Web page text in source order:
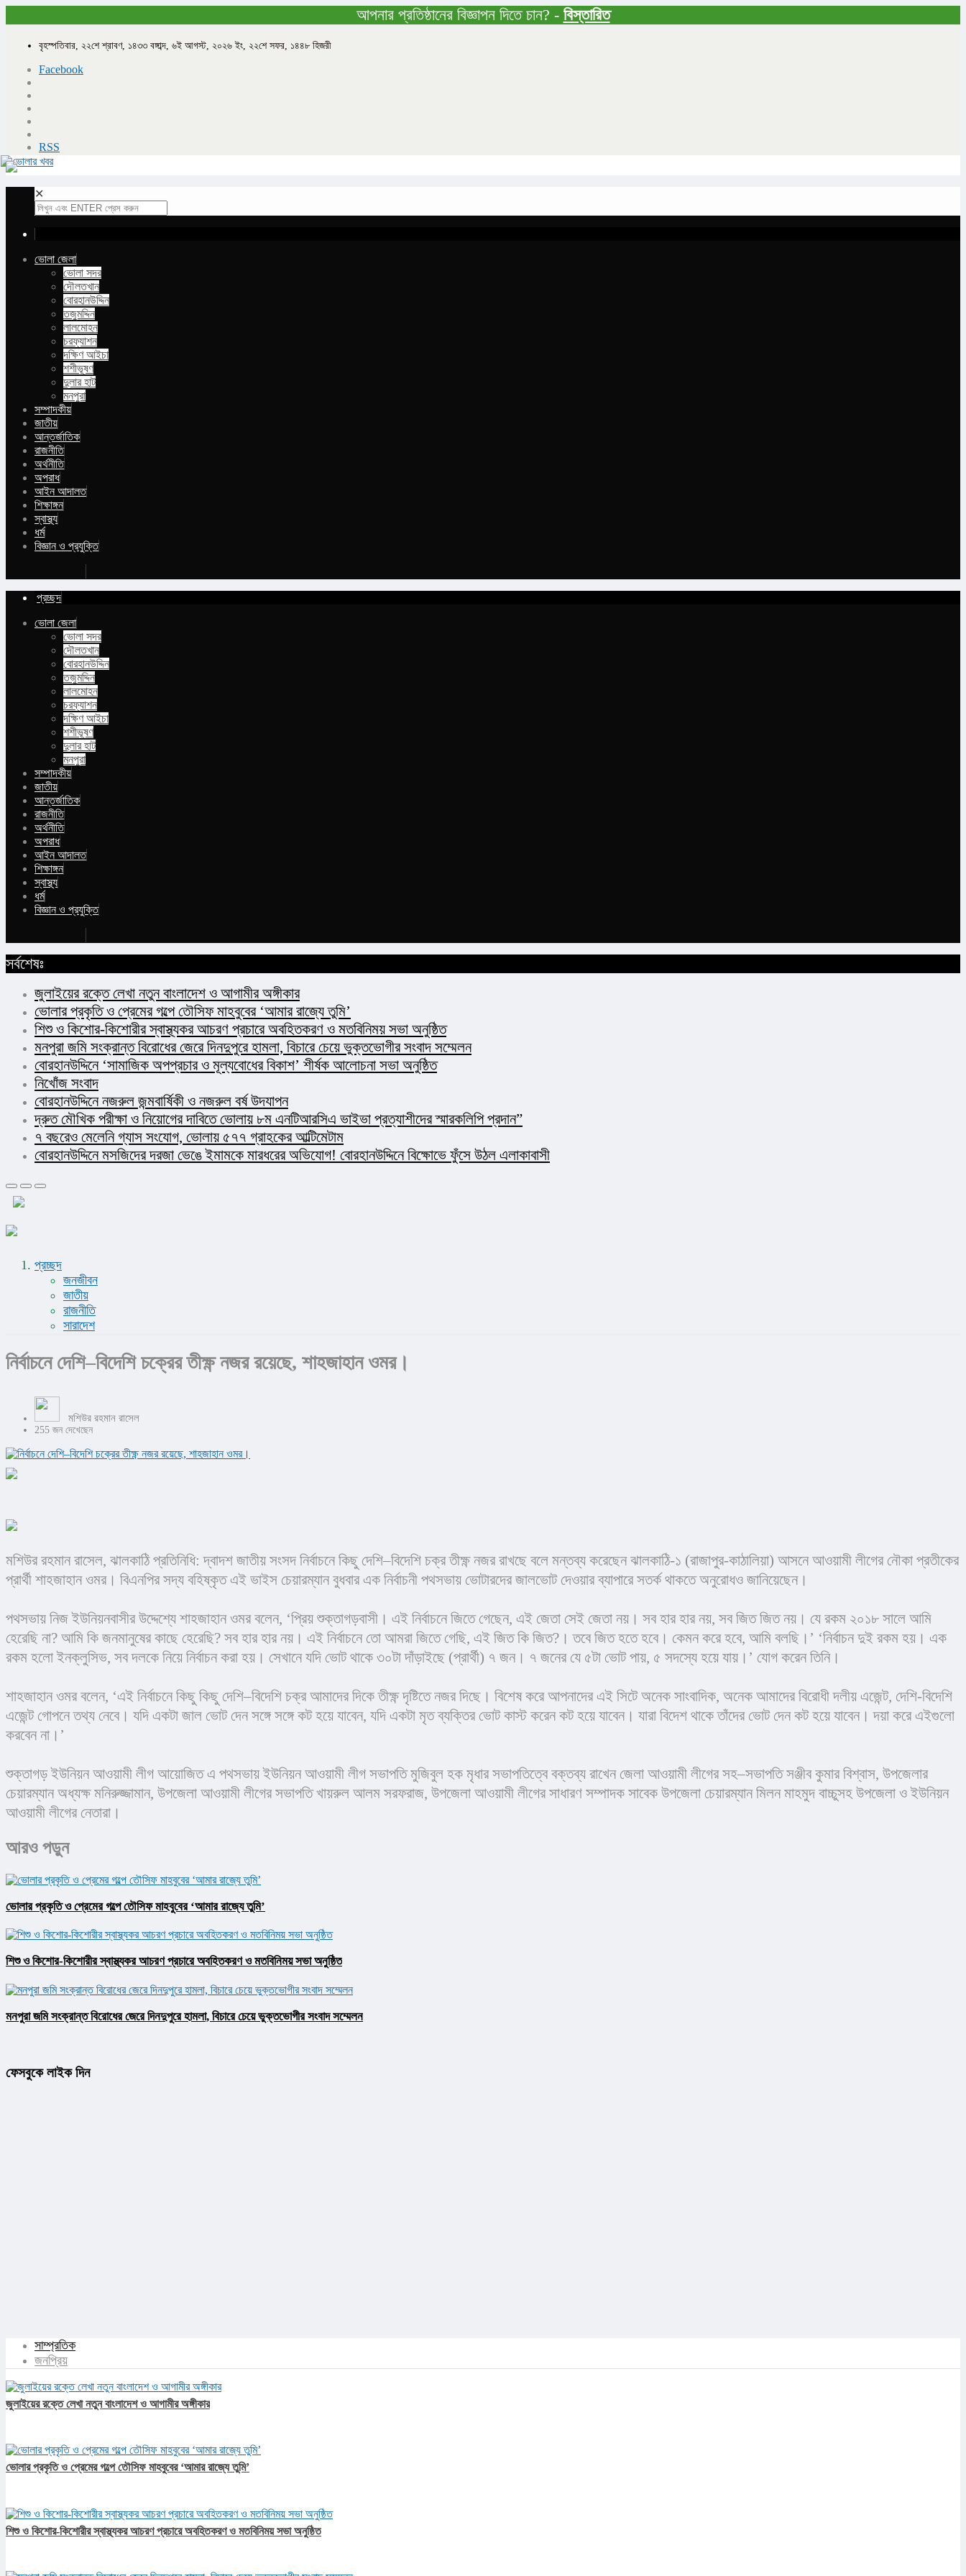
আপনার প্রতিষ্ঠানের বিজ্ঞাপন দিতে চান? - বিস্তারিত
বৃহস্পতিবার, ২২শে শ্রাবণ, ১৪৩৩ বঙ্গাব্দ, ৬ই আগস্ট, ২০২৬ ইং, ২২শে সফর, ১৪৪৮ হিজরী
Facebook
RSS
✕
ভোলা জেলা
ভোলা সদর
দৌলতখান
বোরহানউদ্দিন
তজুমদ্দিন
লালমোহন
চরফ্যাশন
দক্ষিণ আইচা
শশীভূষণ
দুলার হাট
মনপুরা
সম্পাদকীয়
জাতীয়
আন্তর্জাতিক
রাজনীতি
অর্থনীতি
অপরাধ
আইন আদালত
শিক্ষাঙ্গন
স্বাস্থ্য
ধর্ম
বিজ্ঞান ও প্রযুক্তি
প্রচ্ছদ
ভোলা জেলা
ভোলা সদর
দৌলতখান
বোরহানউদ্দিন
তজুমদ্দিন
লালমোহন
চরফ্যাশন
দক্ষিণ আইচা
শশীভূষণ
দুলার হাট
মনপুরা
সম্পাদকীয়
জাতীয়
আন্তর্জাতিক
রাজনীতি
অর্থনীতি
অপরাধ
আইন আদালত
শিক্ষাঙ্গন
স্বাস্থ্য
ধর্ম
বিজ্ঞান ও প্রযুক্তি
সর্বশেষঃ
জুলাইয়ের রক্তে লেখা নতুন বাংলাদেশ ও আগামীর অঙ্গীকার​
ভোলার প্রকৃতি ও প্রেমের গল্পে তৌসিফ মাহবুবের ‘আমার রাজ্যে তুমি’
শিশু ও কিশোর-কিশোরীর স্বাস্থ্যকর আচরণ প্রচারে অবহিতকরণ ও মতবিনিময় সভা অনুষ্ঠিত
মনপুরা জমি সংক্রান্ত বিরোধের জেরে দিনদুপুরে হামলা, বিচারে চেয়ে ভুক্তভোগীর সংবাদ সম্মেলন
বোরহানউদ্দিনে ‘সামাজিক অপপ্রচার ও মূল্যবোধের বিকাশ’ শীর্ষক আলোচনা সভা অনুষ্ঠিত
নিখোঁজ সংবাদ
বোরহানউদ্দিনে নজরুল জন্মবার্ষিকী ও নজরুল বর্ষ উদযাপন
দ্রুত মৌখিক পরীক্ষা ও নিয়োগের দাবিতে ভোলায় ৮ম এনটিআরসিএ ভাইভা প্রত্যাশীদের স্মারকলিপি প্রদান”
৭ বছরেও মেলেনি গ্যাস সংযোগ, ভোলায় ৫৭৭ গ্রাহকের আল্টিমেটাম
বোরহানউদ্দিনে মসজিদের দরজা ভেঙে ইমামকে মারধরের অভিযোগ! বোরহানউদ্দিনে বিক্ষোভে ফুঁসে উঠল এলাকাবাসী
প্রচ্ছদ
জনজীবন
জাতীয়
রাজনীতি
সারাদেশ
নির্বাচনে দেশি–বিদেশি চক্রের তীক্ষ্ণ নজর রয়েছে, শাহজাহান ওমর।
মশিউর রহমান রাসেল
255 জন দেখেছেন
মশিউর রহমান রাসেল, ঝালকাঠি প্রতিনিধি: দ্বাদশ জাতীয় সংসদ নির্বাচনে কিছু দেশি–বিদেশি চক্র তীক্ষ্ণ নজর রাখছে বলে মন্তব্য করেছেন ঝালকাঠি-১ (রাজাপুর-কাঠালিয়া) আসনে আওয়ামী লীগের নৌকা প্রতীকের
প্রার্থী শাহজাহান ওমর। বিএনপির সদ্য বহিষ্কৃত এই ভাইস চেয়ারম্যান বুধবার এক নির্বাচনী পথসভায় ভোটারদের জালভোট দেওয়ার ব্যাপারে সতর্ক থাকতে অনুরোধও জানিয়েছেন।
পথসভায় নিজ ইউনিয়নবাসীর উদ্দেশ্যে শাহজাহান ওমর বলেন, ‘প্রিয় শুক্তাগড়বাসী। এই নির্বাচনে জিতে গেছেন, এই জেতা সেই জেতা নয়। সব হার হার নয়, সব জিত জিত নয়। যে রকম ২০১৮ সালে আমি
হেরেছি না? আমি কি জনমানুষের কাছে হেরেছি? সব হার হার নয়। এই নির্বাচনে তো আমরা জিতে গেছি, এই জিত কি জিত?। তবে জিত হতে হবে। কেমন করে হবে, আমি বলছি।’ ‘নির্বাচন দুই রকম হয়। এক
রকম হলো ইনক্লুসিভ, সব দলকে নিয়ে নির্বাচন করা হয়। সেখানে যদি ভোট থাকে ৩০টা দাঁড়াইছে (প্রার্থী) ৭ জন। ৭ জনের যে ৫টা ভোট পায়, ৫ সদস্যে হয়ে যায়।’ যোগ করেন তিনি।
শাহজাহান ওমর বলেন, ‘এই নির্বাচনে কিছু কিছু দেশি–বিদেশি চক্র আমাদের দিকে তীক্ষ্ণ দৃষ্টিতে নজর দিছে। বিশেষ করে আপনাদের এই সিটে অনেক সাংবাদিক, অনেক আমাদের বিরোধী দলীয় এজেন্ট, দেশি-বিদেশি
এজেন্ট গোপনে তথ্য নেবে। যদি একটা জাল ভোট দেন সঙ্গে সঙ্গে কট হয়ে যাবেন, যদি একটা মৃত ব্যক্তির ভোট কাস্ট করেন কট হয়ে যাবেন। যারা বিদেশ থাকে তাঁদের ভোট দেন কট হয়ে যাবেন। দয়া করে এইগুলো
করবেন না।’
শুক্তাগড় ইউনিয়ন আওয়ামী লীগ আয়োজিত এ পথসভায় ইউনিয়ন আওয়ামী লীগ সভাপতি মুজিবুল হক মৃধার সভাপতিত্বে বক্তব্য রাখেন জেলা আওয়ামী লীগের সহ–সভাপতি সঞ্জীব কুমার বিশ্বাস, উপজেলার
চেয়ারম্যান অধ্যক্ষ মনিরুজ্জামান, উপজেলা আওয়ামী লীগের সভাপতি খায়রুল আলম সরফরাজ, উপজেলা আওয়ামী লীগের সাধারণ সম্পাদক সাবেক উপজেলা চেয়ারম্যান মিলন মাহমুদ বাচ্চুসহ উপজেলা ও ইউনিয়ন
আওয়ামী লীগের নেতারা।
আরও পড়ুন
ভোলার প্রকৃতি ও প্রেমের গল্পে তৌসিফ মাহবুবের ‘আমার রাজ্যে তুমি’
শিশু ও কিশোর-কিশোরীর স্বাস্থ্যকর আচরণ প্রচারে অবহিতকরণ ও মতবিনিময় সভা অনুষ্ঠিত
মনপুরা জমি সংক্রান্ত বিরোধের জেরে দিনদুপুরে হামলা, বিচারে চেয়ে ভুক্তভোগীর সংবাদ সম্মেলন
ফেসবুকে লাইক দিন
সাম্প্রতিক
জনপ্রিয়
জুলাইয়ের রক্তে লেখা নতুন বাংলাদেশ ও আগামীর অঙ্গীকার​
ভোলার প্রকৃতি ও প্রেমের গল্পে তৌসিফ মাহবুবের ‘আমার রাজ্যে তুমি’
শিশু ও কিশোর-কিশোরীর স্বাস্থ্যকর আচরণ প্রচারে অবহিতকরণ ও মতবিনিময় সভা অনুষ্ঠিত